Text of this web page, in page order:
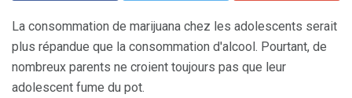
La consommation de marijuana chez les adolescents serait
plus répandue que la consommation d'alcool. Pourtant, de
nombreux parents ne croient toujours pas que leur
adolescent fume du pot.